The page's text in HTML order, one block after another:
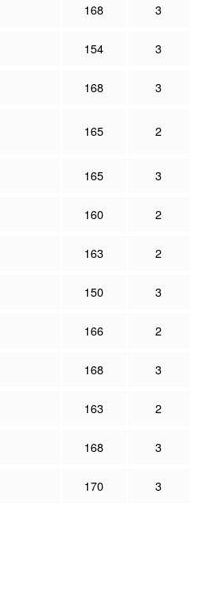
168 3
154 3
168 3
165 2
165 3
160 2
163 2
150 3
166 2
168 3
163 2
168 3
170
3